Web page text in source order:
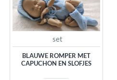
set
BLAUWE ROMPER MET
CAPUCHON EN SLOFJES